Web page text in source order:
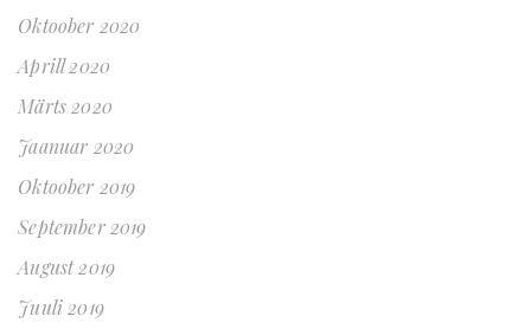
Oktoober 2020
Aprill 2020
Märts 2020
Jaanuar 2020
Oktoober 2019
September 2019
August 2019
Juuli 2019